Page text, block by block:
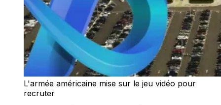
L'armée américaine mise sur le jeu vidéo pour
recruter